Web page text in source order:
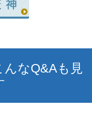
んなQ&Aも見